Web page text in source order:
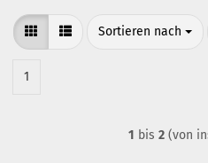
Sortieren nach
Sortieren nach
1
1 bis 2(von